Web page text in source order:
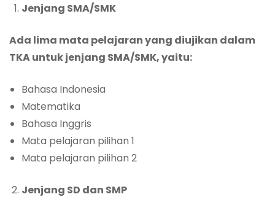
Jenjang SMA/SMK
Ada lima mata pelajaran yang diujikan dalam
TKA untuk jenjang SMA/SMK, yaitu:
Bahasa Indonesia
Matematika
Bahasa Inggris
Mata pelajaran pilihan 1
Mata pelajaran pilihan 2
Jenjang SD dan SMP